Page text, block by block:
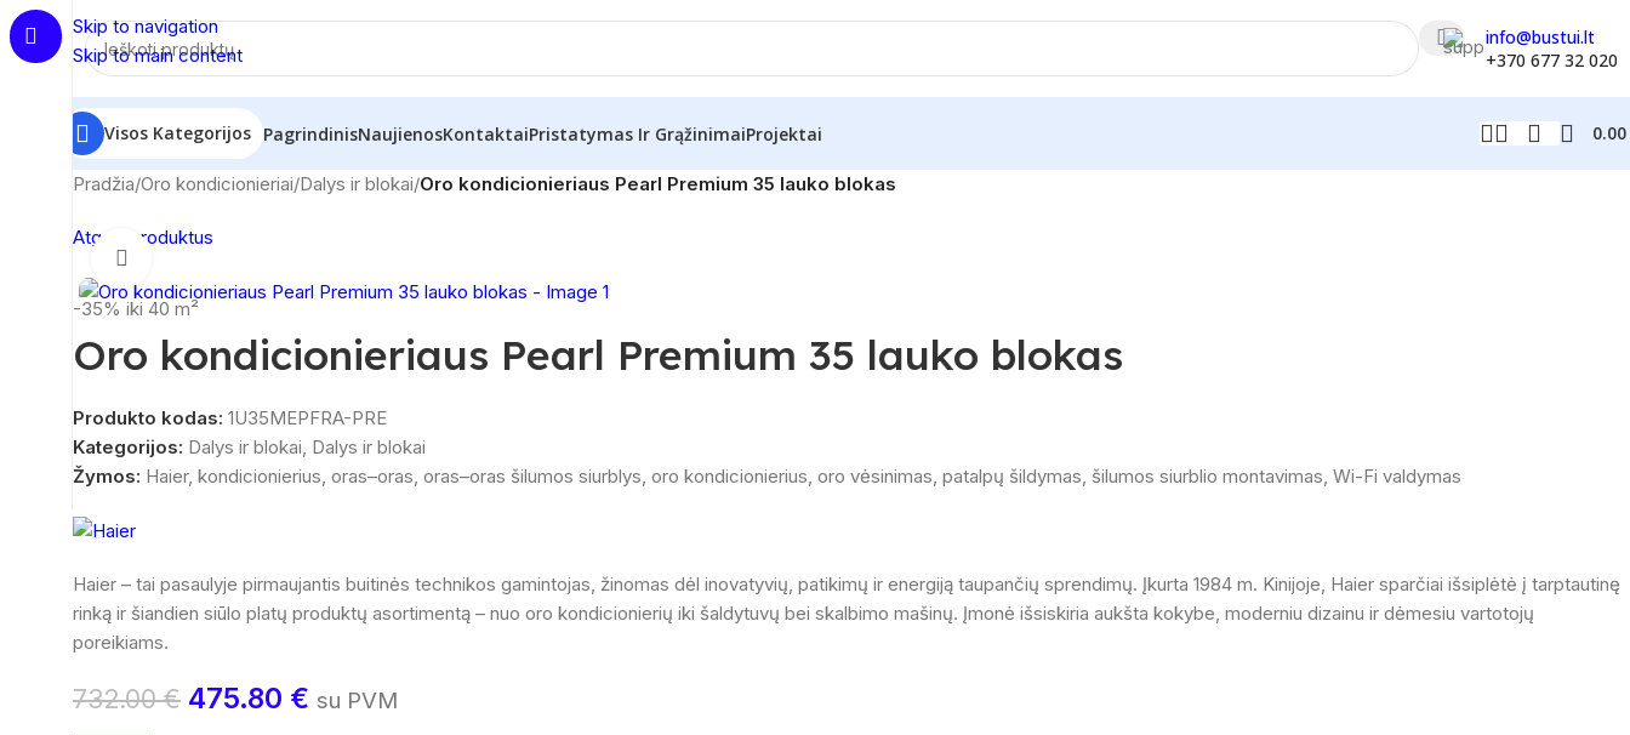
Skip to navigation
Skip to main content
info@bustui.lt
+370 677 32 020
Visos Kategorijos PagrindinisNaujienosKontaktaiPristatymas Ir GrąžinimaiProjektai 0.00
Pradžia/Oro kondicionieriai/Dalys ir blokai/Oro kondicionieriaus Pearl Premium 35 lauko blokas
Atgal į produktus
-35% iki 40 m²
Oro kondicionieriaus Pearl Premium 35 lauko blokas
Produkto kodas: 1U35MEPFRA-PRE
Kategorijos: Dalys ir blokai, Dalys ir blokai
Žymos: Haier, kondicionierius, oras–oras, oras–oras šilumos siurblys, oro kondicionierius, oro vėsinimas, patalpų šildymas, šilumos siurblio montavimas, Wi-Fi valdymas
Haier – tai pasaulyje pirmaujantis buitinės technikos gamintojas, žinomas dėl inovatyvių, patikimų ir energiją taupančių sprendimų. Įkurta 1984 m. Kinijoje, Haier sparčiai išsiplėtė į tarptautinę
rinką ir šiandien siūlo platų produktų asortimentą – nuo oro kondicionierių iki šaldytuvų bei skalbimo mašinų. Įmonė išsiskiria aukšta kokybe, moderniu dizainu ir dėmesiu vartotojų
poreikiams.
732.00€ 475.80 € su PVM